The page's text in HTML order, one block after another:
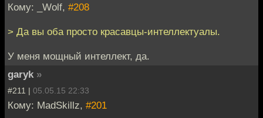
Кому: _Wolf, #208
> Да вы оба просто красавцы-интеллектуалы.
У меня мощный интеллект, да.
garyk »
#211 | 05.05.15 22:33
Кому: MadSkillz, #201